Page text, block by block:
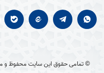
© تمامی حقوق این سایت محفوظ و